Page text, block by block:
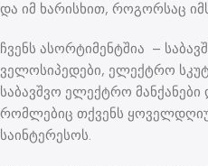
და იმ ხარისხით, როგორსაც
ჩვენს ასორტიმენტშია –
ველოსიპედები, ელექტრო
საბავშვო ელექტრო
რომლებიც თქვენს
საინტერესოს.